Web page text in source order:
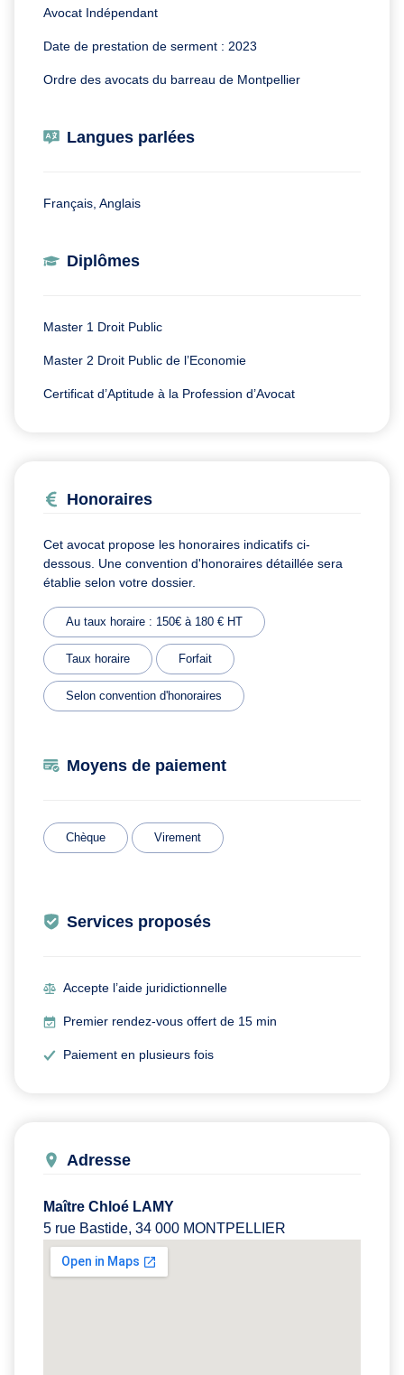
Avocat Indépendant
Date de prestation de serment : 2023
Ordre des avocats du barreau de Montpellier
Langues parlées
Français, Anglais
Diplômes
Master 1 Droit Public
Master 2 Droit Public de l’Economie
Certificat d’Aptitude à la Profession d’Avocat
Honoraires
Cet avocat propose les honoraires indicatifs ci-
dessous. Une convention d'honoraires détaillée sera
établie selon votre dossier.
Au taux horaire : 150€ à 180 € HT
Taux horaire Forfait
Selon convention d'honoraires
Moyens de paiement
Chèque Virement
Services proposés
Accepte l’aide juridictionnelle
Premier rendez-vous offert de 15 min
Paiement en plusieurs fois
Adresse
Maître Chloé LAMY
5 rue Bastide, 34 000 MONTPELLIER